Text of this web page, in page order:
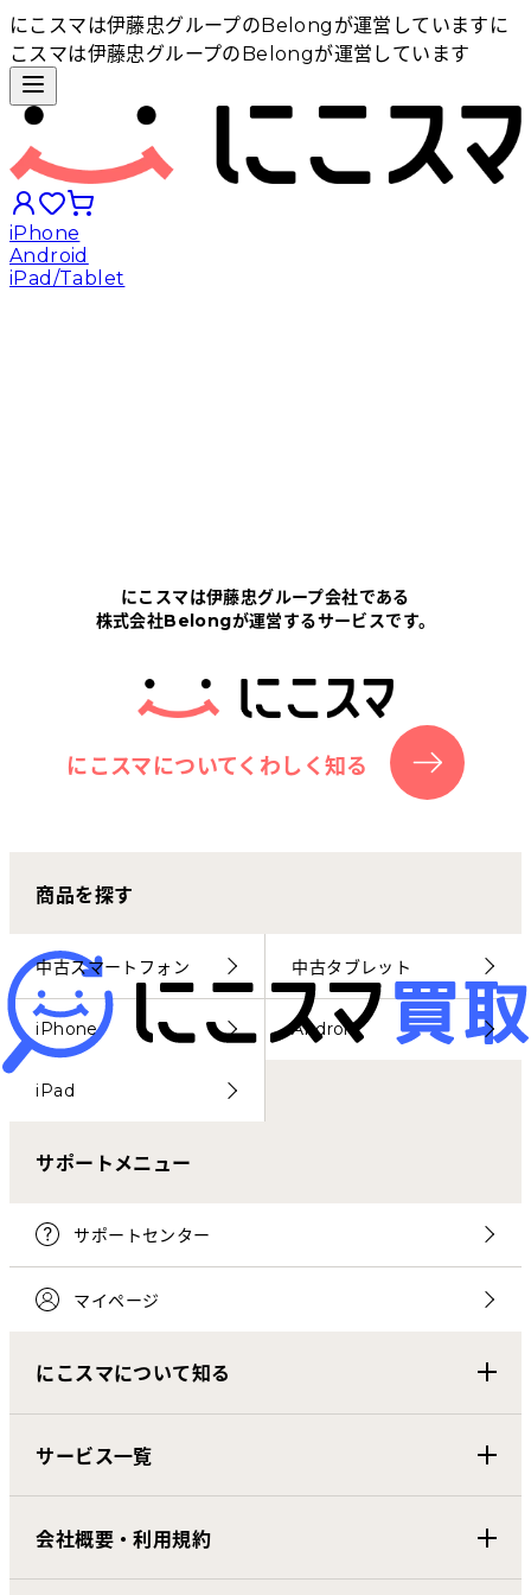
にこスマは伊藤忠グループのBelongが運営しています に
こスマは伊藤忠グループのBelongが運営しています
iPhone
Android
iPad/Tablet
にこスマについて
サポートセンター
お客さまの声
にこスマ通信
マイページ
にこスマは伊藤忠グループ会社である
株式会社Belongが運営するサービスです。
にこスマについてくわしく知る
商品を探す
中古スマートフォン 中古タブレット
iPhone Android
iPad
サポートメニュー
サポートセンター
マイページ
にこスマについて知る
サービス一覧
会社概要・利用規約